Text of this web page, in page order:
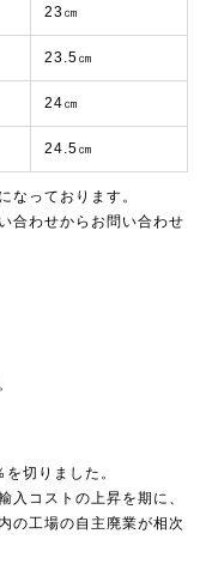
23㎝
23.5㎝
24㎝
24.5㎝
なっております。
合わせからお問い合わせ
。
切りました。
入コストの上昇を期に、
の工場の自主廃業が相次